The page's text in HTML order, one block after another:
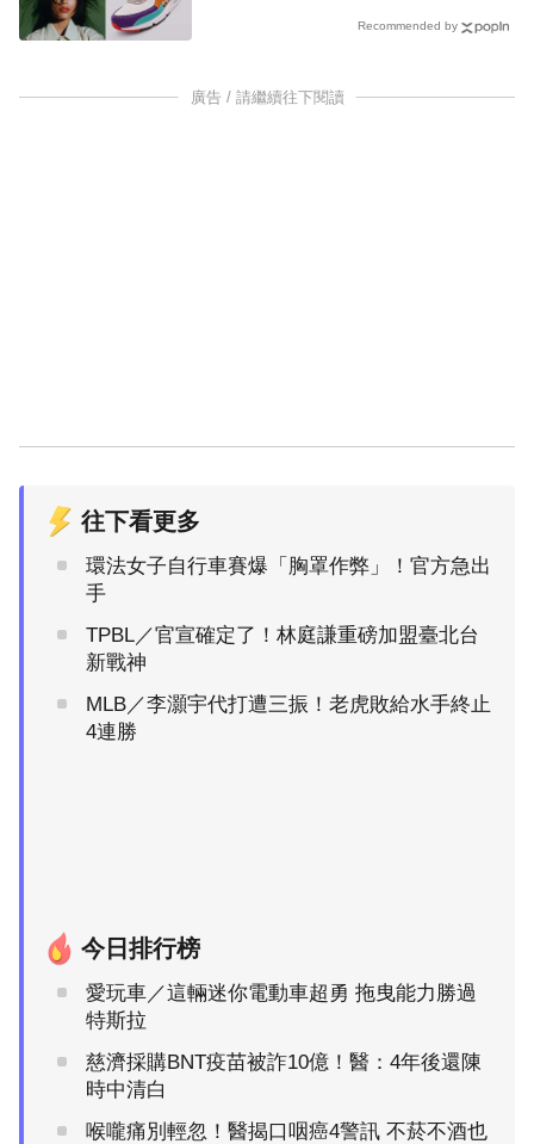
Recommended by
廣告 / 請繼續往下閱讀
往下看更多
環法女子自行車賽爆「胸罩作弊」！官方急出
手
TPBL／官宣確定了！林庭謙重磅加盟臺北台
新戰神
MLB／李灝宇代打遭三振！老虎敗給水手終止
4連勝
今日排行榜
愛玩車／這輛迷你電動車超勇 拖曳能力勝過
特斯拉
慈濟採購BNT疫苗被詐10億！醫：4年後還陳
時中清白
喉嚨痛別輕忽！醫揭口咽癌4警訊 不菸不酒也